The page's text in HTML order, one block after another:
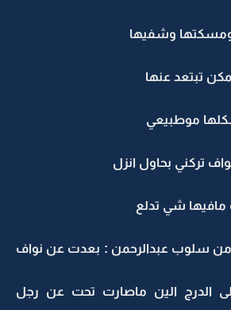
وشفيها
تبتعد عنها
موطبيعي
تركني بحاول انزل
شي تدلع
من سلوب عبدالرحمن : بعدت عن نواف
الدرج الين ماصارت تحت عن رجل